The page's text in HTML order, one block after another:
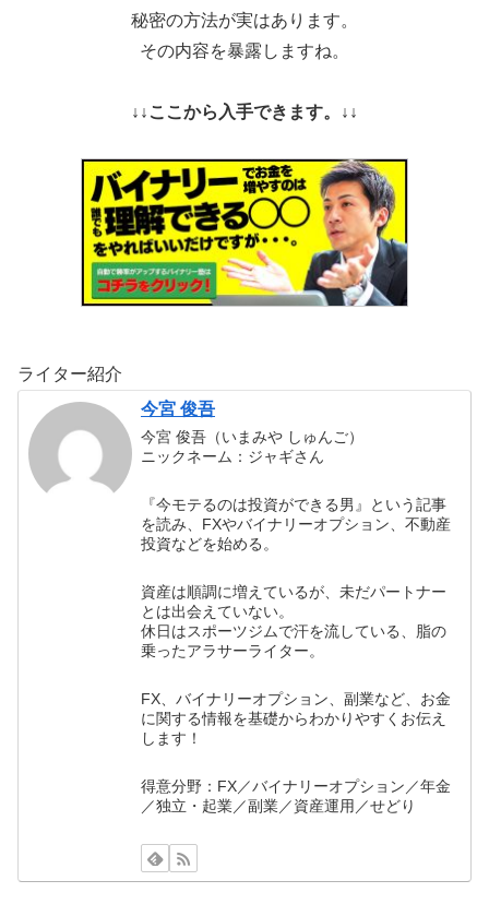
秘密の方法が実はあります。
その内容を暴露しますね。
↓↓ここから入手できます。↓↓
ライター紹介
今宮 俊吾
今宮 俊吾（いまみや しゅんご）
ニックネーム：ジャギさん
『今モテるのは投資ができる男』という記事
を読み、FXやバイナリーオプション、不動産
投資などを始める。
資産は順調に増えているが、未だパートナー
とは出会えていない。
休日はスポーツジムで汗を流している、脂の
乗ったアラサーライター。
FX、バイナリーオプション、副業など、お金
に関する情報を基礎からわかりやすくお伝え
します！
得意分野：FX／バイナリーオプション／年金
／独立・起業／副業／資産運用／せどり